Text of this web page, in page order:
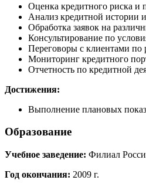
Оценка кредитного риска и
Анализ кредитной истории
Обработка заявок на
Консультирование по
Переговоры с клиентами по
Мониторинг кредитного
Отчетность по кредитной
Достижения:
Выполнение плановых
Образование
Учебное заведение: Филиал
Год окончания: 2009 г.